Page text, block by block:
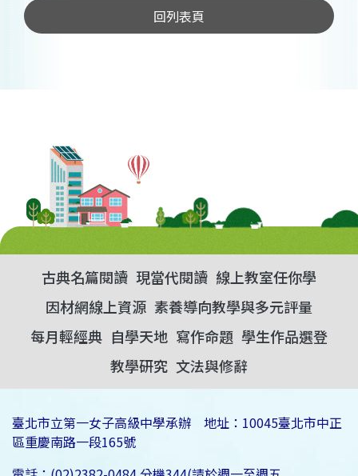
回列表頁
古典名篇閱讀 現當代閱讀 線上教室任你學
因材網線上資源 素養導向教學與多元評量
每月輕經典 自學天地 寫作命題 學生作品選登
教學研究 文法與修辭
臺北市立第一女子高級中學承辦 地址：10045臺北市中正
區重慶南路一段165號